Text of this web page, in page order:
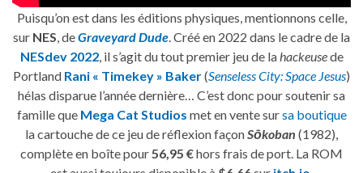
Puisqu’on est dans les éditions physiques, mentionnons celle,
sur NES , deGraveyard Dude . Créé en 2022 dans le cadre de la
NESdev 2022, il s’agit du tout premier jeu de la hackeusede
Portland Rani « Timekey » Baker(Senseless City: Space Jesus)
hélas disparue l’année dernière… C’est donc pour soutenir sa
famille que Mega Cat Studios met en vente sursa boutique
la cartouche de ce jeu de réflexion façonSōkoban (1982),
complète en boîte pour 56,95 €hors frais de port. La ROM